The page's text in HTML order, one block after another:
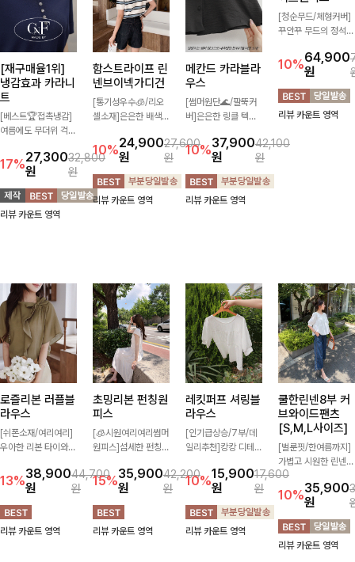
[재구매율1위]
냉감효과 카라니
트
[베스트🏆접촉냉감]
여름에도 무더위 걱정
고 가벼운 소재감으로
여름에도 시원하게 즐
기실 수 있는 니트랍
니다
17%27,300
원
32,800
원
리뷰 카운트 영역
함스트라이프 린
넨브이넥가디건
[통기성우수🧊/리오
셀소재]은은한 배색
캐주얼하면서도 산뜻
한 무드 살려주는 니
트 가디건 💛 브이넥
라인에 슬림하게 떨어
지는 핏 더해져 단독
10%24,900
원
27,600
원
리뷰 카운트 영역
메칸드 카라블라
우스
[썸머원단🌊/팔뚝커
버]은은한 링클 텍스
이 만나 내추럴하면서
도 세련된 무드를 연
출해주는 블라우스-
데일리룩부터 출근룩
까지 다양하게 활용하
10%37,900
원
42,100
원
리뷰 카운트 영역
딘젤퍼프 스트라
[청순무드/체형커버]
꾸안꾸 무드의 정석
용감으로 여름 내내
10%
로즐리본 러플블
라우스
[쉬폰소재/여리여리]
우아한 리본 타이와
플 디테일이 여성스러
운 분위기를 더해주는
블라우스 🤎 하늘하
늘한 소재감과 여유롭
게 떨어지는 실루엣으
13%38,900
원
44,700
원
리뷰 카운트 영역
초밍리본 펀칭원
피스
[🧊시원여리여리썸머
원피스]섬세한 펀칭
가 어우러져 사랑스러
운 무드를 더한 원피
스 🤍 여리하게 퍼지
는 실루엣으로 로맨틱
하고 여성스럽게 연출
15%35,900
원
42,200
원
리뷰 카운트 영역
레킷퍼프 셔링블
라우스
[인기급상승/7부/데
일리추천]캉캉 디테일
풍성한 실루엣을 완성
해주는 블라우스 🤍
가볍게 퍼지는 핏으로
체형을 자연스럽게 커
버해주며 여성스럽게
10%15,900
원
17,600
원
리뷰 카운트 영역
쿨한린넨8부 커
브와이드팬츠
[S,M,L사이즈]
[벌룬핏/한여름까지]
가볍고 시원한 린넨
혼방 소재로 한여름까
지 쾌적하게 즐기기
좋은 8부 커브 와이드
팬츠 🤍 자연스럽게
떨어지는 커브핏이 멋
스러운 실루엣을 연출
10%35,900
원
리뷰 카운트 영역